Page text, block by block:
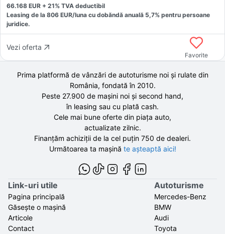
66.168 EUR + 21% TVA deductibil
Leasing de la 806 EUR/luna cu dobăndă anuală 5,7% pentru persoane
juridice.
Vezi oferta
Favorite
Prima platformă de vânzări de autoturisme noi și rulate din
România, fondată în 2010.
Peste 27.900 de mașini noi și second hand,
în leasing sau cu plată cash.
Cele mai bune oferte din piața auto,
actualizate zilnic.
Finanțăm achiziții de la cel puțin 750 de dealeri.
Următoarea ta mașină te așteaptă aici!
Link-uri utile
Pagina principală
Găsește o mașină
Articole
Contact
Autoturisme
Mercedes-Benz
BMW
Audi
Toyota